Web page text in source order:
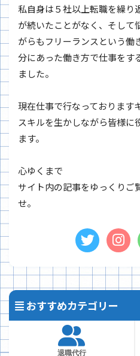
私自身は５社以上転職を繰り
が続いたことがなく、そして
がらもフリーランスという働
分にあった働き方で仕事をす
ました。
現在仕事で行なっております
スキルを生かしながら皆様に
ます。
心ゆくまで
サイト内の記事をゆっくりご
せ。
おすすめカテゴリー
退職代行